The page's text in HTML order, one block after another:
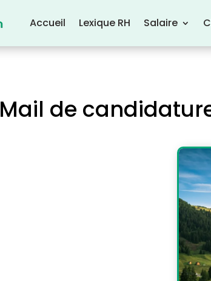
Accueil Lexique RH Salaire
Mail de